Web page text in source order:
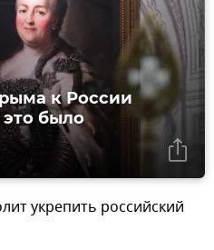
к России
было
укрепить российский